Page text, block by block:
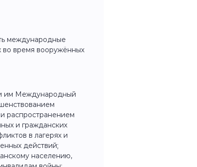
международные
во время вооружённых
им Международный
распространением
и гражданских
в лагерях и
действий;
населению,